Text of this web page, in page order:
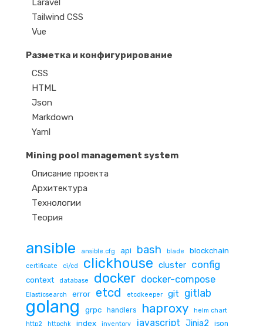
Laravel
Tailwind CSS
Vue
Разметка и конфигурирование
CSS
HTML
Json
Markdown
Yaml
Mining pool management system
Описание проекта
Архитектура
Технологии
Теория
ansible ansible.cfg api bash blade blockchain
certificate ci/cd clickhouse cluster config
context database docker docker-compose
Elasticsearch error etcd etcdkeeper git gitlab
golang grpc handlers haproxy
helm chart
http2
httpchk index inventory javascript Jinja2 json